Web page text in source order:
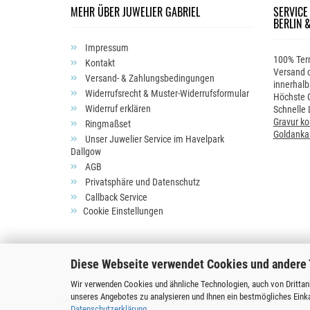
Diese Webseite verwendet Cookies und
Wir verwenden Cookies und ähnliche Technologien, auch von
unseres Angebotes zu analysieren und Ihnen ein bestmögliches
MEHR ÜBER JUWELIER GABRIEL
Impressum
Kontakt
Versand- & Zahlungsbedingungen
Widerrufsrecht & Muster-Widerrufsformular
Widerruf erklären
Ringmaßset
Unser Juwelier Service im Havelpark
Dallgow
AGB
Privatsphäre und Datenschutz
Callback Service
Cookie Einstellungen
BERLIN
100%
Versand
Höchste
Schnelle
Gravur